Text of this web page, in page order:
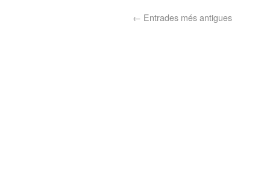
← Entrades més antigues